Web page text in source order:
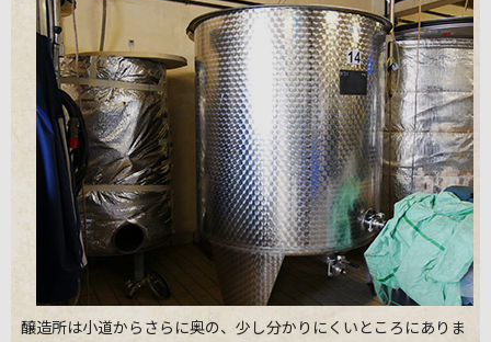
醸造所は小道からさらに奥の、少し分かりにくいところにありま